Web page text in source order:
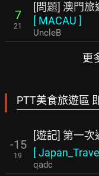
7
21
[問題] 澳門旅
[ MACAU ]
UncleB
更
PTT美食旅遊區
-15
19
[遊記] 第一次
[Japan_Travel
qadc